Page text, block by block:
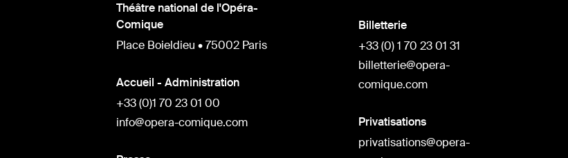
Théâtre national de l'Opéra-
Comique
Place Boieldieu • 75002 Paris
Accueil - Administration
+33 (0)1 70 23 01 00
info@opera-comique.com
Billetterie
+33 (0) 1 70 23 01 31
billetterie@opera-
comique.com
Privatisations
privatisations@opera-